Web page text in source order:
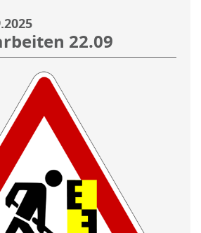
22.09